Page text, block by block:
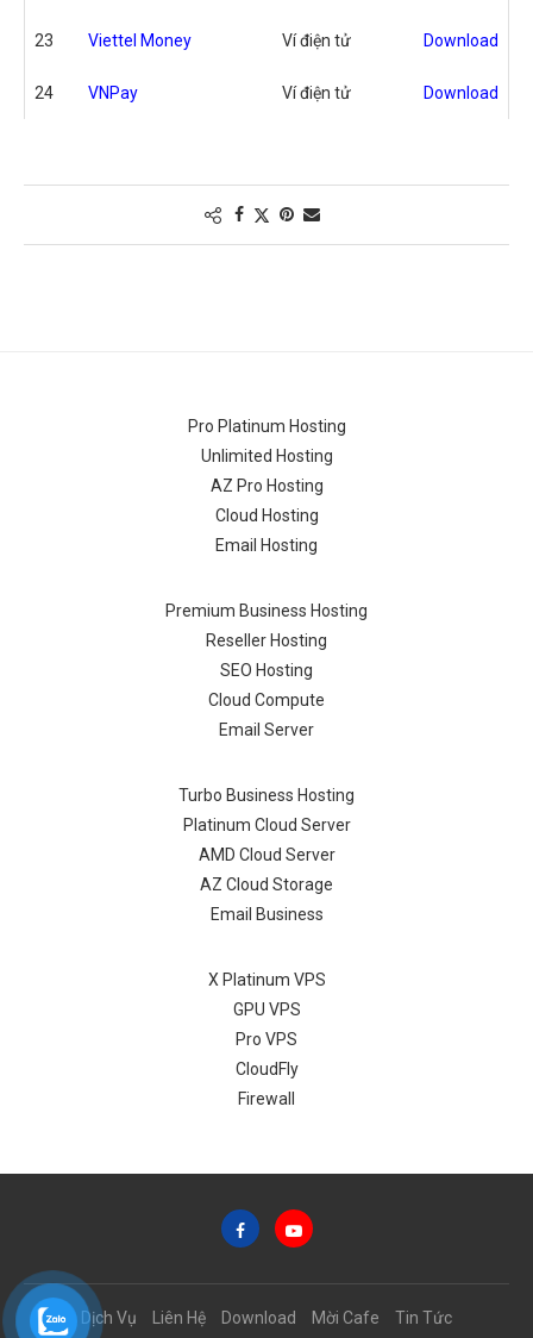
23 Viettel Money Ví điện tử Download
24 VNPay Ví điện tử Download
Pro Platinum Hosting
Unlimited Hosting
AZ Pro Hosting
Cloud Hosting
Email Hosting
Premium Business Hosting
Reseller Hosting
SEO Hosting
Cloud Compute
Email Server
Turbo Business Hosting
Platinum Cloud Server
AMD Cloud Server
AZ Cloud Storage
Email Business
X Platinum VPS
GPU VPS
Pro VPS
CloudFly
Firewall
Dịch Vụ Liên Hệ Download Mời Cafe Tin Tức